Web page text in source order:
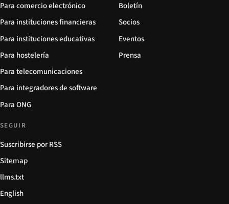
Para comercio electrónico
Para instituciones financieras
Para instituciones educativas
Para hostelería
Para telecomunicaciones
Para integradores de software
Para ONG
Boletín
Socios
Eventos
Prensa
SEGUIR
Suscribirse por RSS
Sitemap
llms.txt
English